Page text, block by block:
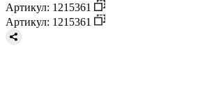
Артикул: 1215361
Артикул: 1215361